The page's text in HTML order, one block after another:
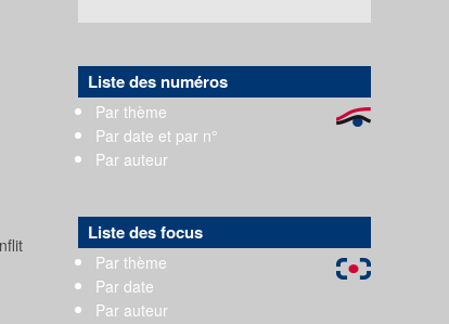
Liste des numéros
Par thème
Par date et par n°
Par auteur
Liste des focus
Par thème
Par date
Par auteur